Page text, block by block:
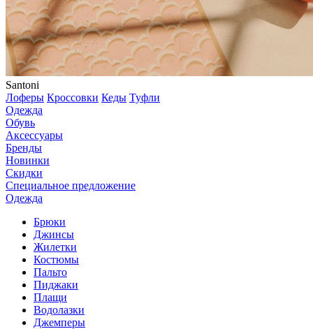
Santoni
Лоферы Кроссовки Кеды Туфли
Одежда
Обувь
Аксессуары
Бренды
Новинки
Скидки
Специальное предложение
Одежда
Брюки
Джинсы
Жилетки
Костюмы
Пальто
Пиджаки
Плащи
Водолазки
Джемперы